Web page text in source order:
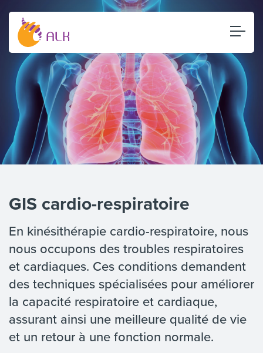
GIS cardio-respiratoire
En kinésithérapie cardio-respiratoire, nous
nous occupons des troubles respiratoires
et cardiaques. Ces conditions demandent
des techniques spécialisées pour améliorer
la capacité respiratoire et cardiaque,
assurant ainsi une meilleure qualité de vie
et un retour à une fonction normale.